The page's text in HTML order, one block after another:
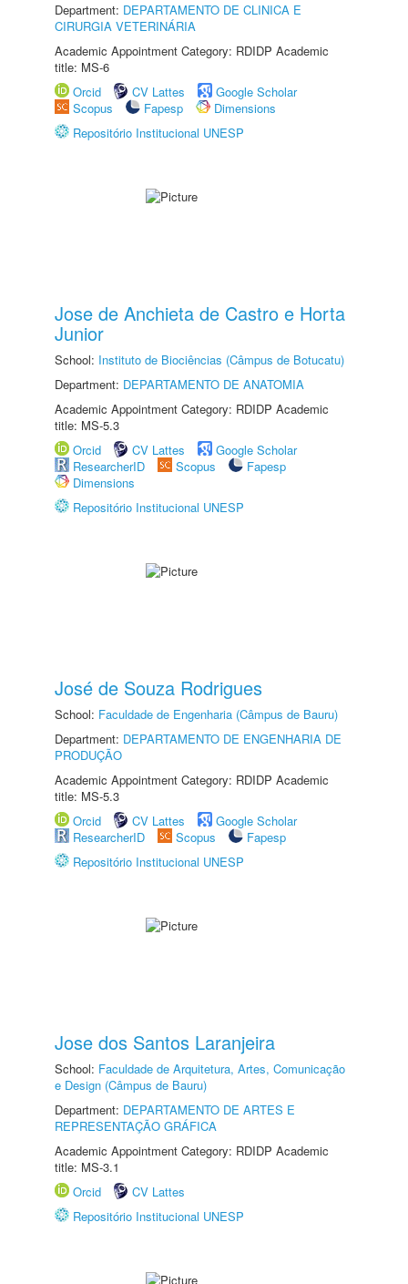
Department: DEPARTAMENTO DE CLINICA E
CIRURGIA VETERINÁRIA
Academic Appointment Category: RDIDP Academic
title: MS-6
Orcid
CV Lattes
Google Scholar
Scopus
Fapesp
Dimensions
Repositório Institucional UNESP
Jose de Anchieta de Castro e Horta
Junior
School: Instituto de Biociências (Câmpus de Botucatu)
Department: DEPARTAMENTO DE ANATOMIA
Academic Appointment Category: RDIDP Academic
title: MS-5.3
Orcid
CV Lattes
Google Scholar
ResearcherID
Scopus
Fapesp
Dimensions
Repositório Institucional UNESP
José de Souza Rodrigues
School: Faculdade de Engenharia (Câmpus de Bauru)
Department: DEPARTAMENTO DE ENGENHARIA DE
PRODUÇÃO
Academic Appointment Category: RDIDP Academic
title: MS-5.3
Orcid
CV Lattes
Google Scholar
ResearcherID
Scopus
Fapesp
Repositório Institucional UNESP
Jose dos Santos Laranjeira
School: Faculdade de Arquitetura, Artes, Comunicação
e Design (Câmpus de Bauru)
Department: DEPARTAMENTO DE ARTES E
REPRESENTAÇÃO GRÁFICA
Academic Appointment Category: RDIDP Academic
title: MS-3.1
Orcid
CV Lattes
Repositório Institucional UNESP